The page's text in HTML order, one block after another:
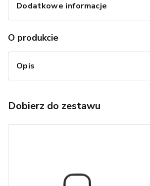
Dodatkowe informacje
O produkcie
Opis
Dobierz do zestawu